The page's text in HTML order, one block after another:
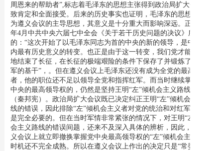
周恩来的帮助者”,标志着毛泽东的思想主张得到政治局扩大会议一
致肯定和全面接受。后来的历史事实也证明，毛泽东的思想主张成
为遵义会议的主导思想，其意义是十分重大而影响深远。正如1945
年4月中共中央六届七中全会《关于若干历史问题的决议》所指出
的：“这次开始了以毛泽东同志为首的中央的新的领导，是中国党
内最有历史意义的转变。也正是由于这一转变，我们党才能够胜利
地结束了长征，在长征的极端艰险的条件下保存了并锻炼了党和红
军的基干”，。但在遵义会议上毛泽东还没有成为全党的最高领导
者，他的职位还不足以领导全党和指挥红军。而当时继续掌握着党
中央的最高领导权的，仍然是坚持王明“左”倾机会主义路线的博古
（秦邦宪）。政治局扩大会议既已决定纠正王明“左”倾机会主义路
线的错误，因此排除“左”倾机会主义者对党的统治和对红军的指挥
是完全必要的。但在当时军情非常紧张的情况下，对王明“左”倾机
会主义路线的错误间题，还来不及深入具体的辨析，因此，要在遵
义会议上就立即撤换掌握党中央最高领导权的“左”倾机会主义者，
时机还不完全成熟。所以在遵义会议上作出的决定只是“常委中再